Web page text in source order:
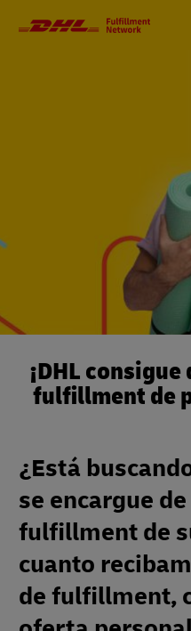
¡DHL
fulfillment de
¿Está
se encargue
fulfillment de
cuanto
de fulfillment,